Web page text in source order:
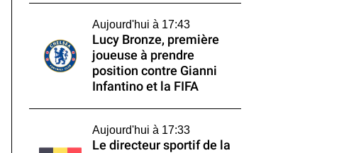
Aujourd'hui à 17:43
Lucy Bronze, première
joueuse à prendre
position contre Gianni
Infantino et la FIFA
Aujourd'hui à 17:33
Le directeur sportif de la